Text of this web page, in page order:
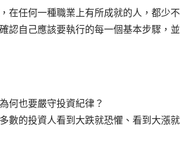
在任何一種職業上有所成就的人，都少
認自己應該要執行的每一個基本步驟，
何也要嚴守投資紀律？
數的投資人看到大跌就恐懼、看到大漲